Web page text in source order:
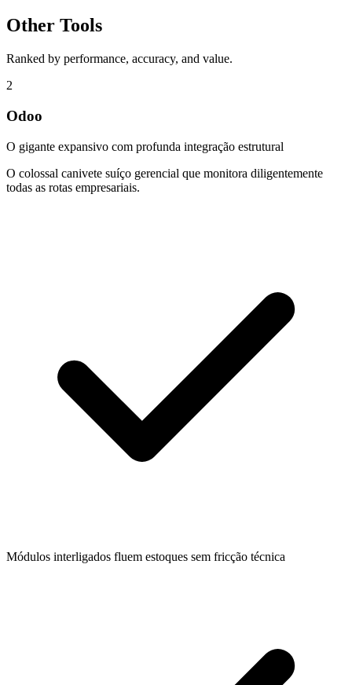
Other Tools
Ranked by performance, accuracy, and value.
2
Odoo
O gigante expansivo com profunda integração estrutural
O colossal canivete suíço gerencial que monitora diligentemente
todas as rotas empresariais.
Módulos interligados fluem estoques sem fricção técnica